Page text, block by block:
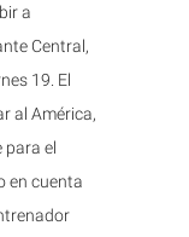
a
Central,
19. El
al América,
para el
en cuenta